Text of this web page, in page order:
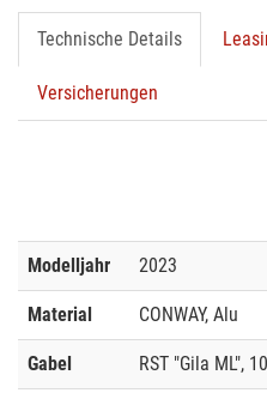
Technische Details
Versicherungen
Modelljahr 2023
Material CONWAY, Alu
Gabel RST "Gila ML",